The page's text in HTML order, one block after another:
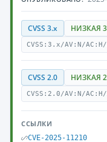
CVSS 3.x НИЗКАЯ
CVSS:3.x/AV:N/
CVSS 2.0 НИЗКАЯ
CVSS:2.0/AV:N/
ССЫЛКИ
CVE-2025-11210